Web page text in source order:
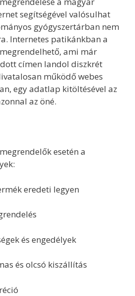
segítségével valósulhat
gyógyszertárban nem
Internetes patikánkban a
ami már
címen landol diszkrét
működő webes
egy adatlap kitöltésével az
az öné.
esetén a
eredeti legyen
és engedélyek
és olcsó kiszállítás